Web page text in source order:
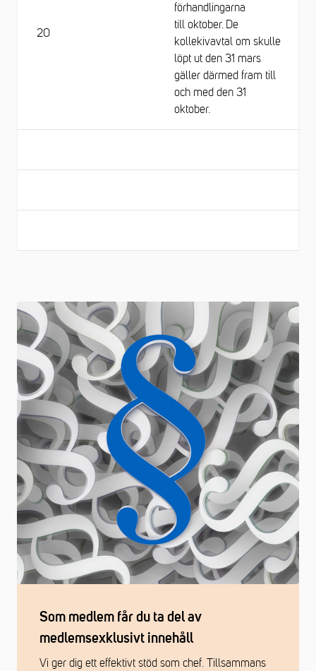
20
förhandlingarna
till oktober. De
kollekivavtal om skulle
löpt ut den 31 mars
gäller därmed fram till
och med den 31
oktober.
Som medlem får du ta del av
medlemsexklusivt innehåll
Vi ger dig ett effektivt stöd som chef. Tillsammans